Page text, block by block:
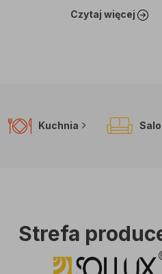
Czytaj więcej
Kuchnia
Strefa